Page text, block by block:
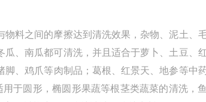
料之间的摩擦达到清洗效果，杂物、泥土、
、南瓜都可清洗，并且适合于萝卜、土豆、
、鸡爪等肉制品；葛根、红景天、地参等中
于圆形，椭圆形果蔬等根茎类蔬菜的清洗，